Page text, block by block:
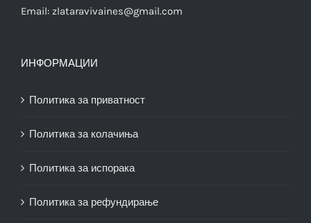
Email: zlataravivaines@gmail.com
ИНФОРМАЦИИ
Политика за приватност
Политика за колачиња
Политика за испорака
Политика за рефундирање